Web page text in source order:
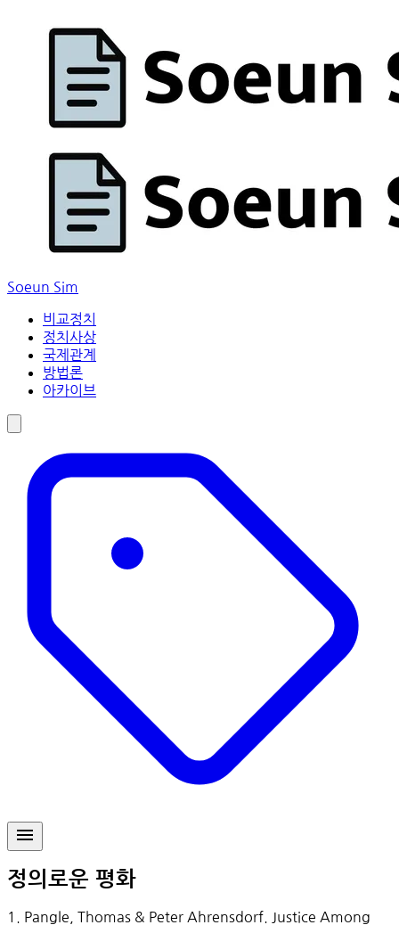
Soeun Sim
비교정치
정치사상
국제관계
방법론
아카이브
정의로운 평화
1. Pangle, Thomas & Peter Ahrensdorf. Justice Among